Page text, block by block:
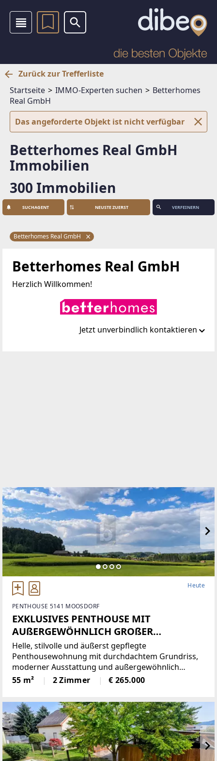
Zurück zur Trefferliste
Startseite
IMMO-Experten suchen
Betterhomes
Real GmbH
Das angeforderte Objekt ist nicht verfügbar
Betterhomes Real GmbH
Immobilien
300 Immobilien
SUCHAGENT VERFEINERN
Betterhomes Real GmbH
Betterhomes Real GmbH
Herzlich Willkommen!
Jetzt unverbindlich kontaktieren
Heute
PENTHOUSE 5141 MOOSDORF
EXKLUSIVES PENTHOUSE MIT
AUßERGEWÖHNLICH GROßER
DACHTERRASSE UND TRAUMHAFTEM
WEITBLICK
Helle, stilvolle und äußerst gepflegte
Penthousewohnung mit durchdachtem Grundriss,
moderner Ausstattung und außergewöhnlich
großer Dachterrasse. Der offene, lichtdurchflutete
Wohn- und Essbereich mit geschmackvoller
55 m² 2 Zimmer € 265.000